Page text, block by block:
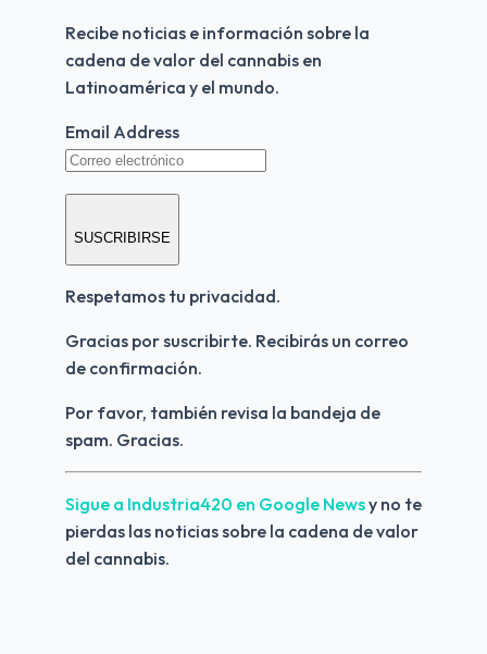
Recibe noticias e información sobre la
cadena de valor del cannabis en
Latinoamérica y el mundo.
Email Address
SUSCRIBIRSE
Respetamos tu privacidad.
Gracias por suscribirte. Recibirás un correo
de confirmación.
Por favor, también revisa la bandeja de
spam. Gracias.
Sigue a Industria420 en Google News y no te
pierdas las noticias sobre la cadena de valor
del cannabis.